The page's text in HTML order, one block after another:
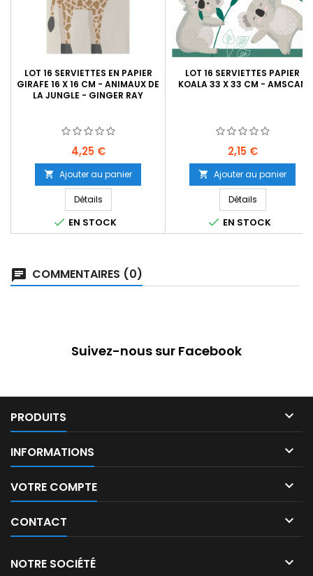
LOT 16 SERVIETTES EN PAPIER
GIRAFE 16 X 16 CM - ANIMAUX DE
LA JUNGLE - GINGER RAY
Prix
4,25 €
 Ajouter au panier
Détails
 EN STOCK
LOT 16 SERVIETTES PAPIER
KOALA 33 X 33 CM - AMSCAN
Prix
2,15 €
 Ajouter au panier
Détails
 EN STOCK
COMMENTAIRES (0)
Suivez-nous sur Facebook
PRODUITS 
INFORMATIONS 
VOTRE COMPTE 
CONTACT 
NOTRE SOCIÉTÉ 